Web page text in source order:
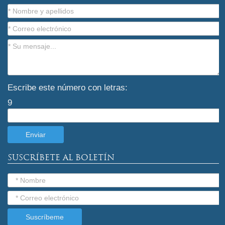
Escribe este número con letras:
9
SUSCRÍBETE AL BOLETÍN